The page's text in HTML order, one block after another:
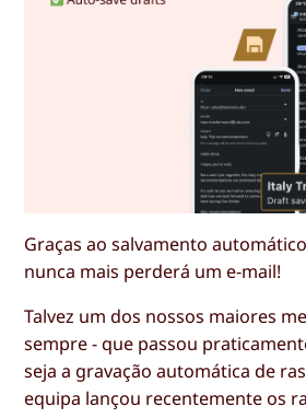
Graças ao salvamento
nunca mais perderá um e-mail!
Talvez um dos nossos maiores
sempre - que passou
seja a gravação automática de
equipa lançou recentemente os